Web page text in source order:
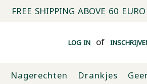
FREE SHIPPING ABOVE 60
LOG IN of
Nagerechten Drankjes